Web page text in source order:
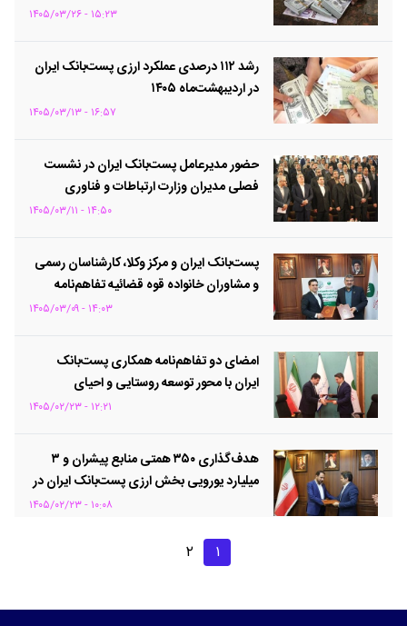
باجه‌های بانکی روستایی منتخب
۱۵:۲۳ - ۱۴۰۵/۰۳/۲۶
رشد ۱۱۲ درصدی عملکرد ارزی پست‌بانک ایران
در اردیبهشت‌ماه ۱۴۰۵
۱۶:۵۷ - ۱۴۰۵/۰۳/۱۳
حضور مدیرعامل پست‌بانک ایران در نشست
فصلی مدیران وزارت ارتباطات و فناوری
۱۴:۵۰ - ۱۴۰۵/۰۳/۱۱
پست‌بانک ایران و مرکز وکلا، کارشناسان رسمی
و مشاوران خانواده قوه قضائیه تفاهم‌نامه
۱۴:۰۳ - ۱۴۰۵/۰۳/۰۹
امضای دو تفاهم‌نامه همکاری پست‌بانک
ایران با محور توسعه روستایی و احیای
واحدهای تولیدی راکد/ همگامی پست‌بانک
اقتصاد روستا و بازگرداندن ظرفیت‌های مغفول
تولیدی
۱۲:۲۱ - ۱۴۰۵/۰۲/۲۳
هدف‌گذاری ۳۵۰ همتی منابع پیشران و ۳
میلیارد یورویی بخش ارزی پست‌بانک ایران در
۱۰:۰۸ - ۱۴۰۵/۰۲/۲۳
۱ ۲